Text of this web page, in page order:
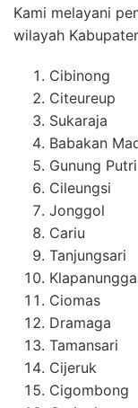
Kami melayani
wilayah
Cibinong
Citeureup
Sukaraja
Babakan
Gunung Putri
Cileungsi
Jonggol
Cariu
Tanjungsari
Ciomas
Dramaga
Tamansari
Cijeruk
Cigombong